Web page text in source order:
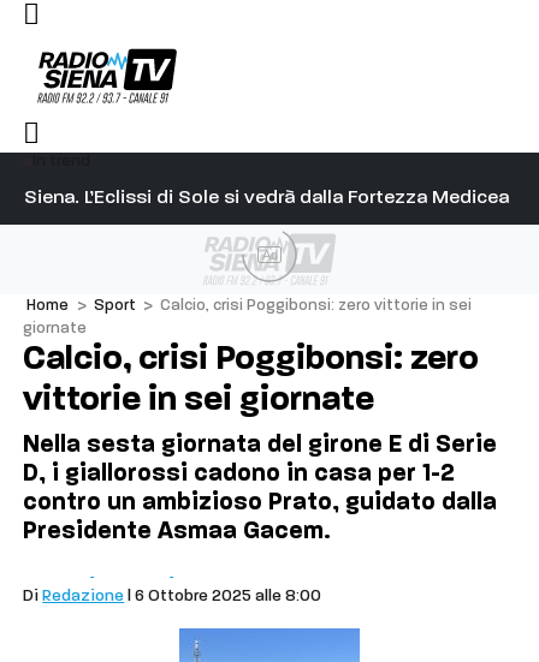
Siena. L’Eclissi di Sole si vedrà dalla Fortezza Medicea
su Diosu sono state poco corrette”
Ad
Home > Sport > Calcio, crisi Poggibonsi: zero vittorie in sei
giornate
Calcio, crisi Poggibonsi: zero
vittorie in sei giornate
Nella sesta giornata del girone E di Serie
D, i giallorossi cadono in casa per 1-2
contro un ambizioso Prato, guidato dalla
Presidente Asmaa Gacem.
Di Redazione | 6 Ottobre 2025 alle 8:00